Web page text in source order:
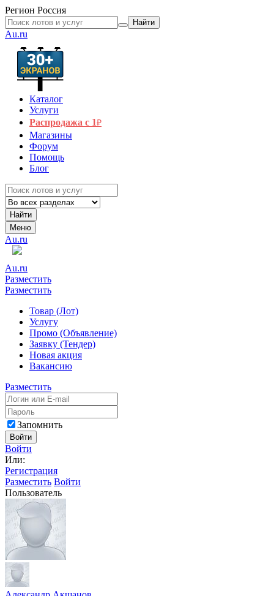
Регион Россия
Найти
Au.ru
Каталог
Услуги
Распродажа с 1₽
Магазины
Форум
Помощь
Блог
Найти
Меню
Au.ru
Au.ru
Разместить
Разместить
Товар (Лот)
Услугу
Промо (Объявление)
Заявку (Тендер)
Новая акция
Вакансию
Разместить
Запомнить
Войти
Войти
Или:
Регистрация
Разместить Войти
Пользователь